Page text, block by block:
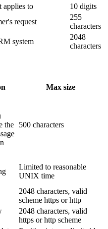
applies to
10 digits
request
255
characters
system
2048
characters
Max size
the
500 characters
Limited to reasonable
UNIX time
2048 characters, valid
scheme https or http
2048 characters, valid
https or http scheme